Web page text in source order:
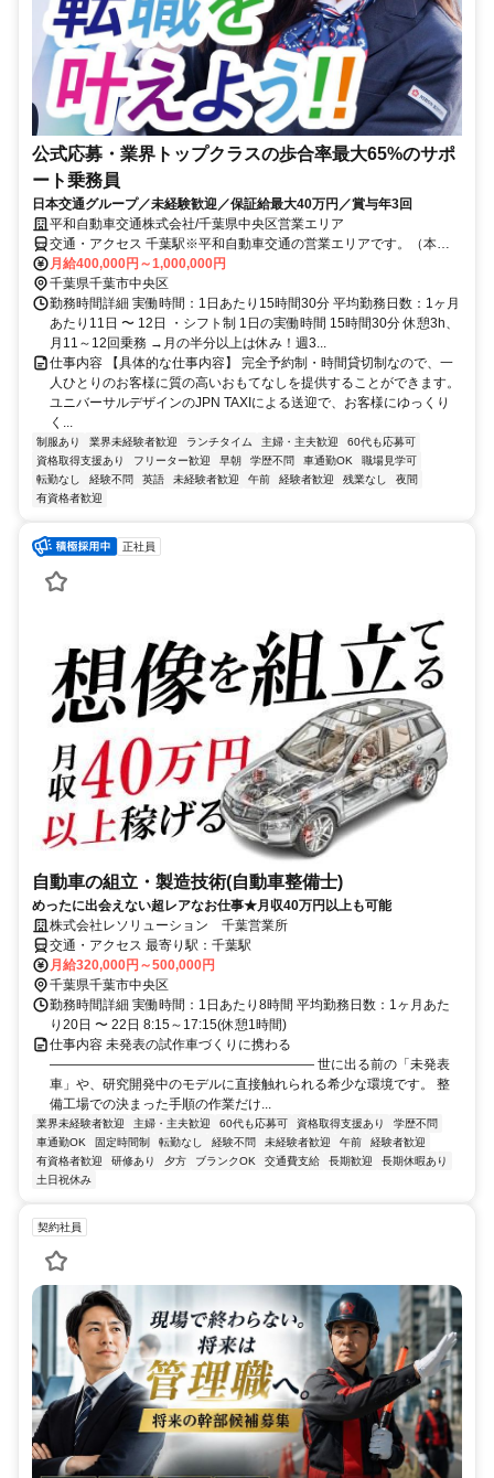
公式応募・業界トップクラスの歩合率最大65%のサポ
ート乗務員
日本交通グループ／未経験歓迎／保証給最大40万円／賞与年3回
平和自動車交通株式会社/千葉県中央区営業エリア
交通・アクセス 千葉駅※平和自動車交通の営業エリアです。（本社
住所:東京都江戸川区松江3-1-8）
月給400,000円～1,000,000円
千葉県千葉市中央区
勤務時間詳細 実働時間：1日あたり15時間30分 平均勤務日数：1ヶ月
あたり11日 〜 12日 ・シフト制 1日の実働時間 15時間30分 休憩3h、
月11～12回乗務 →月の半分以上は休み！週3...
仕事内容 【具体的な仕事内容】 完全予約制・時間貸切制なので、一
人ひとりのお客様に質の高いおもてなしを提供することができます。
ユニバーサルデザインのJPN TAXIによる送迎で、お客様にゆっくり
く...
制服あり 業界未経験者歓迎 ランチタイム 主婦・主夫歓迎
60代も応募可
資格取得支援あり
フリーター歓迎 早朝 学歴不問 車通勤OK
職場見学可
転勤なし
経験不問 英語 未経験者歓迎 午前 経験者歓迎 残業なし
夜間
有資格者歓迎
正社員
自動車の組立・製造技術(自動車整備士)
めったに出会えない超レアなお仕事★月収40万円以上も可能
株式会社レソリューション 千葉営業所
交通・アクセス 最寄り駅：千葉駅
月給320,000円～500,000円
千葉県千葉市中央区
勤務時間詳細 実働時間：1日あたり8時間 平均勤務日数：1ヶ月あた
り20日 〜 22日 8:15～17:15(休憩1時間)
仕事内容 未発表の試作車づくりに携わる
―――――――――――――――――――― 世に出る前の「未発表
車」や、研究開発中のモデルに直接触れられる希少な環境です。 整
備工場での決まった手順の作業だけ...
業界未経験者歓迎 主婦・主夫歓迎 60代も応募可 資格取得支援あり
学歴不問
車通勤OK
固定時間制 転勤なし 経験不問 未経験者歓迎 午前
経験者歓迎
有資格者歓迎
研修あり 夕方 ブランクOK 交通費支給 長期歓迎
長期休暇あり
土日祝休み
契約社員